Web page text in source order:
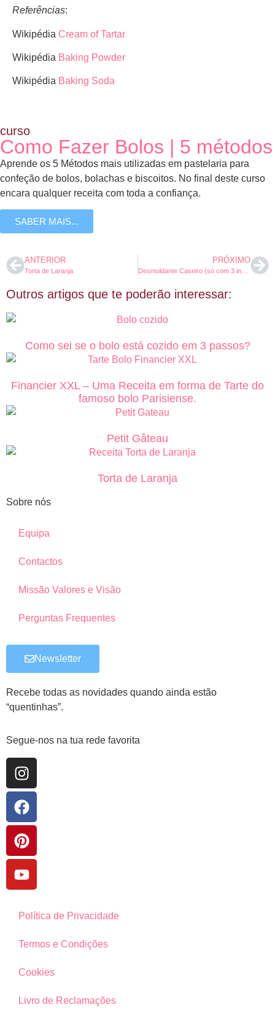
Referências:
Wikipédia Cream of Tartar
Wikipédia Baking Powder
Wikipédia Baking Soda
curso
Como Fazer Bolos | 5 métodos
Aprende os 5 Métodos mais utilizadas em pastelaria para
confeção de bolos, bolachas e biscoitos. No final deste curso
encara qualquer receita com toda a confiança.
SABER MAIS...
ANTERIOR
Torta de Laranja
PRÓXIMO
Desmoldante Caseiro (só com 3 ingredientes)
Outros artigos que te poderão interessar:
Como sei se o bolo está cozido em 3 passos?
Financier XXL – Uma Receita em forma de Tarte do
famoso bolo Parisiense.
Petit Gâteau
Torta de Laranja
Sobre nós
Equipa
Contactos
Missão Valores e Visão
Perguntas Frequentes
Newsletter
Recebe todas as novidades quando ainda estão
“quentinhas”.
Segue-nos na tua rede favorita
Política de Privacidade
Termos e Condições
Cookies
Livro de Reclamações